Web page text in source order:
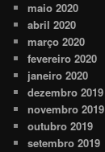
maio 2020
abril 2020
março 2020
fevereiro 2020
janeiro 2020
dezembro 2019
novembro 2019
outubro 2019
setembro 2019